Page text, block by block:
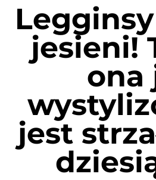
jesieni!
ona
jest